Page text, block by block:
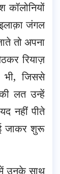
कॉलोनियों
जंगल
तो अपना
रियाज़
भी, जिससे
लत उन्हें
नहीं पीते
जाकर शुरू
उनके साथ